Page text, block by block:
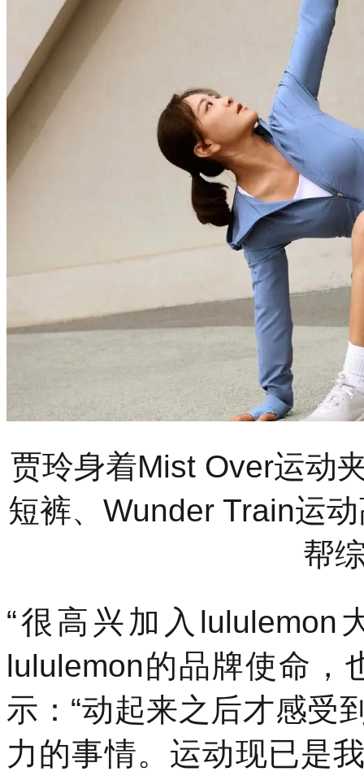
贾玲身着Mist Over运动
短裤、Wunder Train运
帮
“很高兴加入lululemon
lululemon的品牌使命，
示：“动起来之后才感受
力的事情。运动现已是